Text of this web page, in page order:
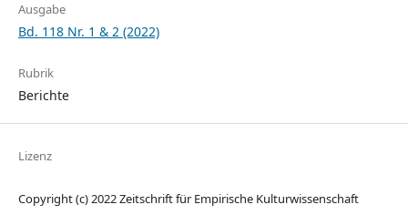
Ausgabe
Bd. 118 Nr. 1 & 2 (2022)
Rubrik
Berichte
Lizenz
Copyright (c) 2022 Zeitschrift für Empirische Kulturwissenschaft